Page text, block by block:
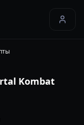
Kombat